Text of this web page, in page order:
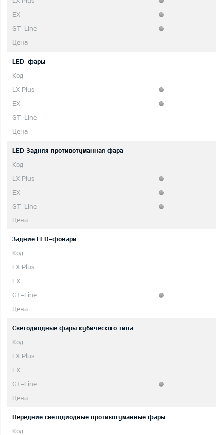
LED-фары
LED 3адняя противотуманная фара
Задние LED-фонари
Cветодиодные фары кубического типа
Передние светодиодные противотуманные фары